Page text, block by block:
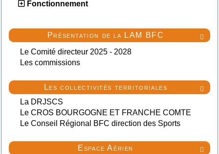
Fonctionnement

Présentation de la LAM BFC
Le Comité directeur 2025 - 2028
Les commissions

Les collectivités territoriales
La DRJSCS
Le CROS BOURGOGNE ET FRANCHE COMTE
Le Conseil Régional BFC direction des Sports

Espace Aérien